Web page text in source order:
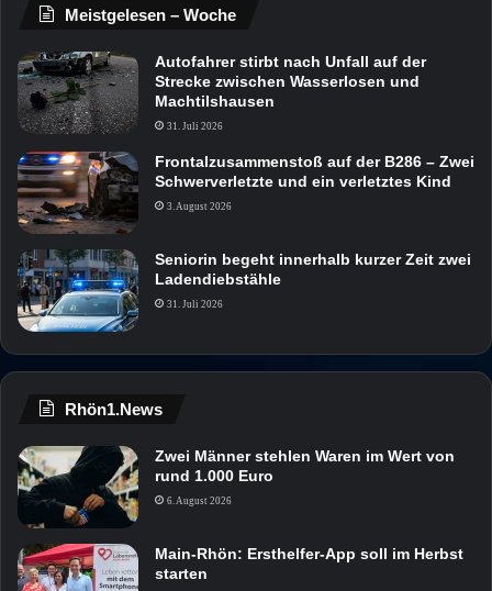
Meistgelesen – Woche
Autofahrer stirbt nach Unfall auf der
Strecke zwischen Wasserlosen und
Machtilshausen
31. Juli 2026
Frontalzusammenstoß auf der B286 – Zwei
Schwerverletzte und ein verletztes Kind
3. August 2026
Seniorin begeht innerhalb kurzer Zeit zwei
Ladendiebstähle
31. Juli 2026
Rhön1.News
Zwei Männer stehlen Waren im Wert von
rund 1.000 Euro
6. August 2026
Main-Rhön: Ersthelfer-App soll im Herbst
starten